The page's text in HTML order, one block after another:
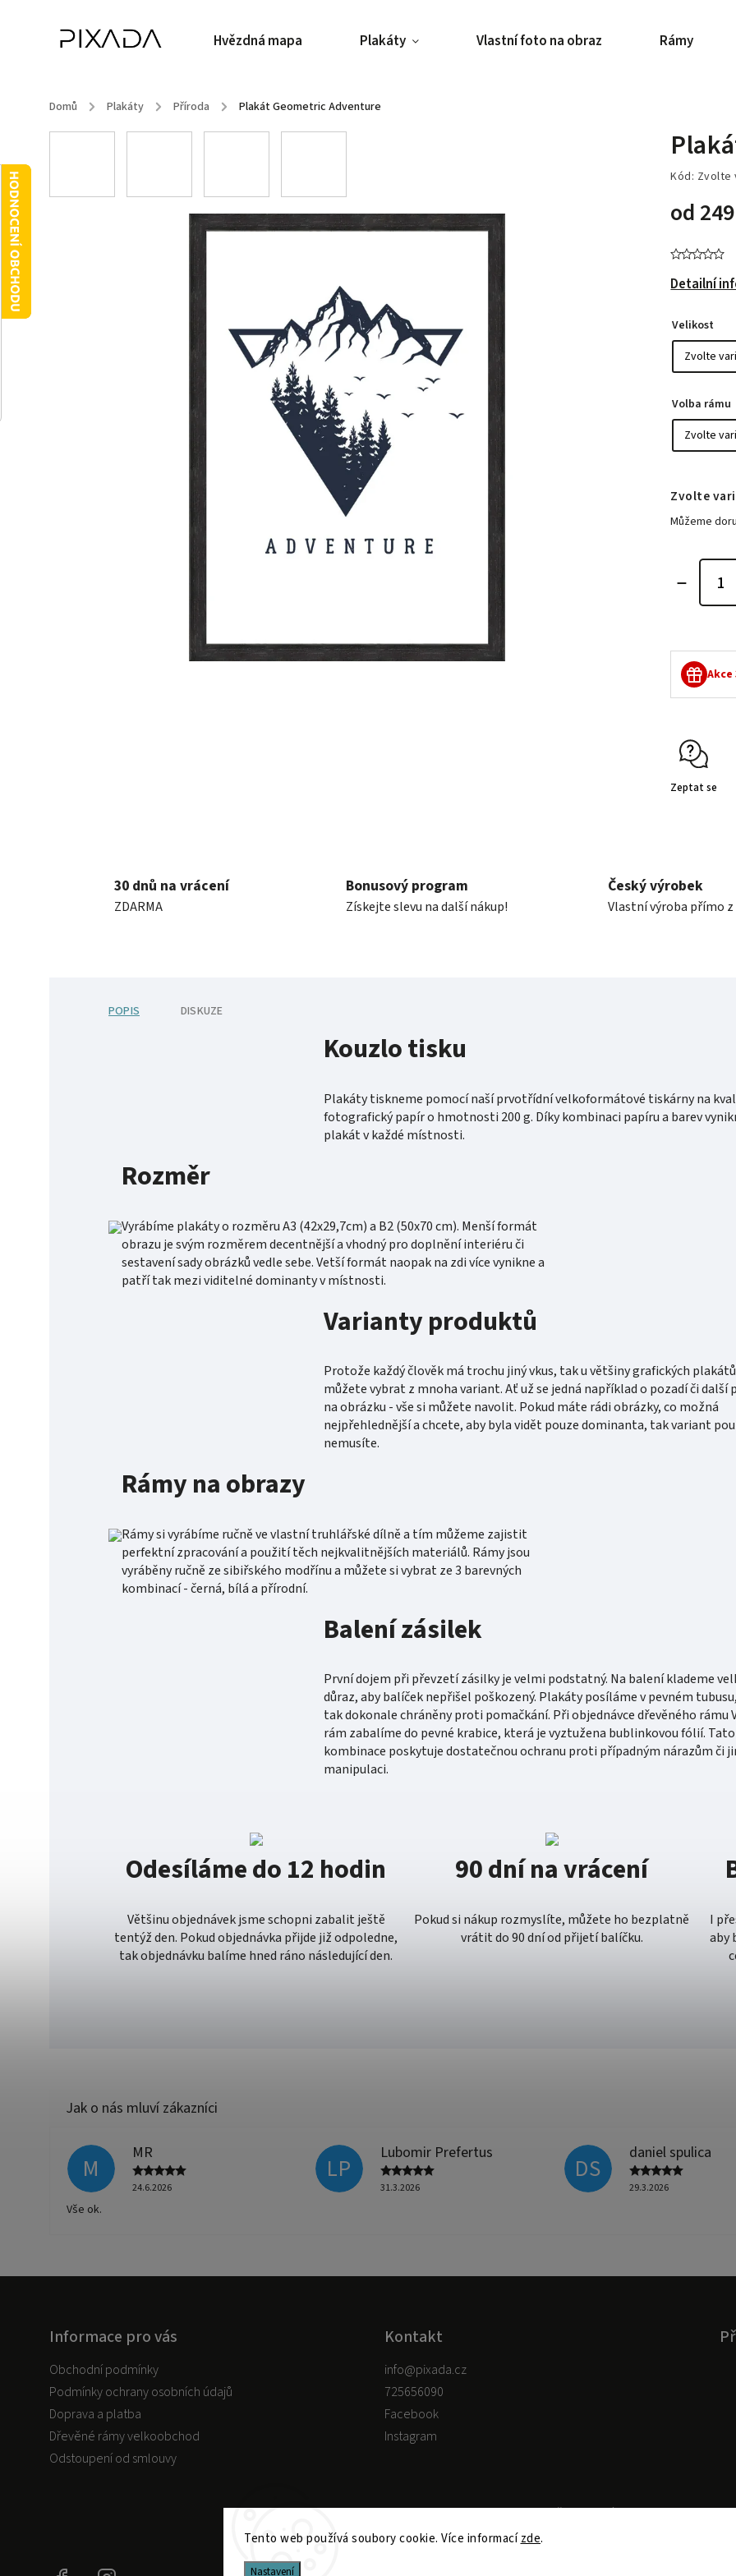
Tento web používá soubory cookie. Více informacízde.
Nastavení
Hvězdná mapa Plakáty Vlastní foto na obraz Rámy
Domů / Plakáty / Příroda / Plakát Geometric Adventure
Kód: Zvolte
od
Detailní
Velikost
Volba rámu
Zvolte
Můžeme
Zeptat se
30 dnů na vrácení
ZDARMA
Bonusový program
Získejte slevu na další nákup!
Český výrobek
Vlastní výroba přímo z
POPIS DISKUZE
Kouzlo tisku
Plakáty tiskneme pomocí naší prvotřídní velkoformátové tiskárny na
fotografický papír o hmotnosti 200 g. Díky kombinaci papíru a barev
plakát v každé místnosti.
Rozměr
Vyrábíme plakáty o rozměru A3 (42x29,7cm) a B2 (50x70 cm). Menší formát
obrazu je svým rozměrem decentnější a vhodný pro doplnění interiéru či
sestavení sady obrázků vedle sebe. Vetší formát naopak na zdi více vynikne a
patří tak mezi viditelné dominanty v místnosti.
Varianty produktů
Protože každý člověk má trochu jiný vkus, tak u většiny grafických
můžete vybrat z mnoha variant. Ať už se jedná například o pozadí či další
na obrázku - vše si můžete navolit. Pokud máte rádi obrázky, co možná
nejpřehlednější a chcete, aby byla vidět pouze dominanta, tak variant
nemusíte.
Rámy na obrazy
Rámy si vyrábíme ručně ve vlastní truhlářské dílně a tím můžeme zajistit
perfektní zpracování a použití těch nejkvalitnějších materiálů. Rámy jsou
vyráběny ručně ze sibiřského modřínu a můžete si vybrat ze 3 barevných
kombinací - černá, bílá a přírodní.
Balení zásilek
První dojem při převzetí zásilky je velmi podstatný. Na balení klademe
důraz, aby balíček nepřišel poškozený. Plakáty posíláme v pevném
tak dokonale chráněny proti pomačkání. Při objednávce dřevěného rámu
rám zabalíme do pevné krabice, která je vyztužena bublinkovou fólií. Tato
kombinace poskytuje dostatečnou ochranu proti případným nárazům či
manipulaci.
Odesíláme do 12 hodin
Většinu objednávek jsme schopni zabalit ještě
tentýž den. Pokud objednávka přijde již odpoledne,
tak objednávku balíme hned ráno následující den.
90 dní na vrácení
Pokud si nákup rozmyslíte, můžete ho bezplatně
vrátit do 90 dní od přijetí balíčku.
I
aby
M
MR
24.6.2026
Vše ok.
LP
Lubomir Prefertus
31.3.2026
DS
daniel spulica
29.3.2026
Informace pro vás
Obchodní podmínky
Podmínky ochrany osobních údajů
Doprava a platba
Dřevěné rámy velkoobchod
Odstoupení od smlouvy
Kontakt
info@pixada.cz
725656090
Facebook
Instagram
Copyright 2026pixada.cz. Všechna práva vyhrazena.
Upravit nastavení cookies